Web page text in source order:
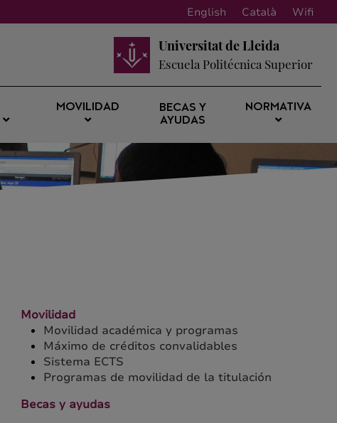
English Català Wifi
Universitat de Lleida
Escuela Politécnica Superior
MOVILIDAD
BECAS Y
AYUDAS
NORMATIVA
Movilidad
Movilidad académica y programas
Máximo de créditos convalidables
Sistema ECTS
Programas de movilidad de la titulación
Becas y ayudas